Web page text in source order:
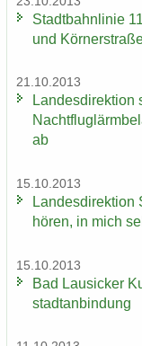
Stadt­bahn­li­nie
und
21.10.2013
Lan­des­di­rek­ti­on
ab
15.10.2013
Lan­des­di­rek­ti­on
hören, in mich
15.10.2013
Bad Lau­si­cker
stadt­an­bin­dung